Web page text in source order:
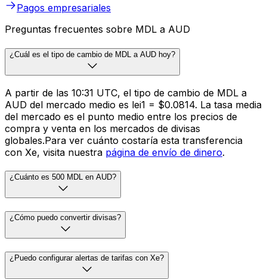
Pagos empresariales
Preguntas frecuentes sobre MDL a AUD
¿Cuál es el tipo de cambio de MDL a AUD hoy?
A partir de las 10:31 UTC, el tipo de cambio de MDL a
AUD del mercado medio es lei1 = $0.0814. La tasa media
del mercado es el punto medio entre los precios de
compra y venta en los mercados de divisas
globales.Para ver cuánto costaría esta transferencia
con Xe, visita nuestra página de envío de dinero.
¿Cuánto es 500 MDL en AUD?
¿Cómo puedo convertir divisas?
¿Puedo configurar alertas de tarifas con Xe?